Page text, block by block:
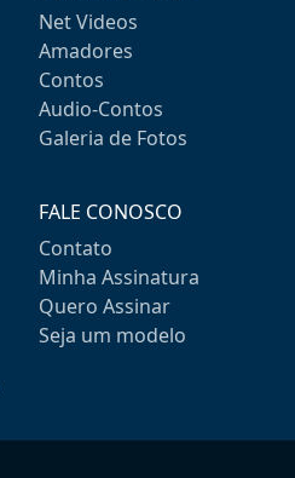
Net Videos
Amadores
Contos
Audio-Contos
Galeria de Fotos
FALE CONOSCO
Contato
Minha Assinatura
Quero Assinar
Seja um modelo